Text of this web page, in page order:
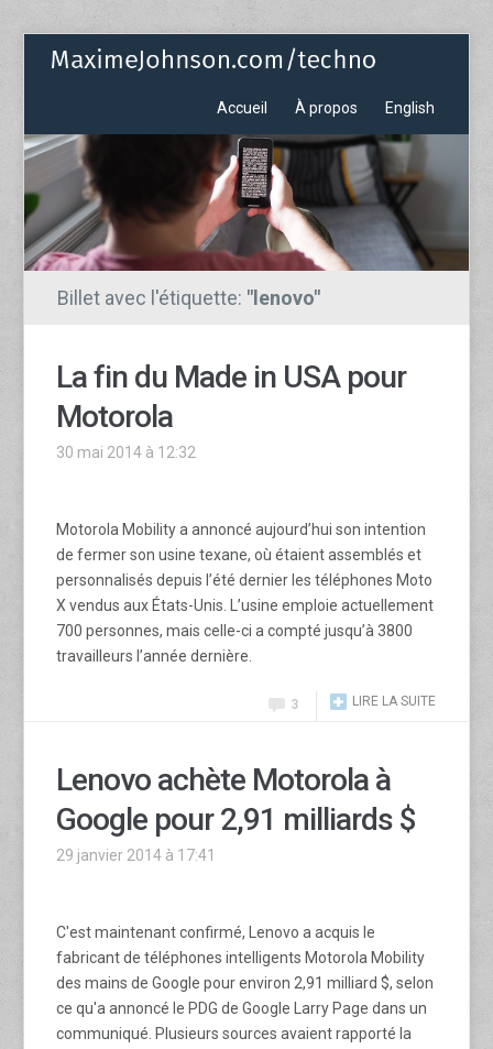
Accueil À propos English
Billet avec l'étiquette: "lenovo"
La fin du Made in USA pour
Motorola
30 mai 2014 à 12:32
Motorola Mobility a annoncé aujourd’hui son intention
de fermer son usine texane, où étaient assemblés et
personnalisés depuis l’été dernier les téléphones Moto
X vendus aux États-Unis. L’usine emploie actuellement
700 personnes, mais celle-ci a compté jusqu’à 3800
travailleurs l’année dernière.
LIRE LA SUITE
3
Lenovo achète Motorola à
Google pour 2,91 milliards $
29 janvier 2014 à 17:41
C'est maintenant confirmé, Lenovo a acquis le
fabricant de téléphones intelligents Motorola Mobility
des mains de Google pour environ 2,91 milliard $, selon
ce qu'a annoncé le PDG de Google Larry Page dans un
communiqué. Plusieurs sources avaient rapporté la